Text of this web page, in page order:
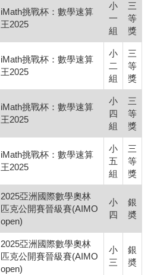
iMath挑戰杯：數學速算
王2025
小
一
組
三
等
獎
iMath挑戰杯：數學速算
王2025
小
二
組
三
等
獎
iMath挑戰杯：數學速算
王2025
小
四
組
三
等
獎
iMath挑戰杯：數學速算
王2025
小
五
組
三
等
獎
2025亞洲國際數學奧林
匹克公開賽晉級賽(AIMO
open)
小
四
銀
奬
2025亞洲國際數學奧林
匹克公開賽晉級賽(AIMO
open)
小
三
銀
奬